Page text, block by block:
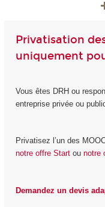
Privatisation
uniquement
Vous êtes DRH ou
entreprise privée ou
Privatisez l’un des
notre offre Startou notre
Demandez un devis